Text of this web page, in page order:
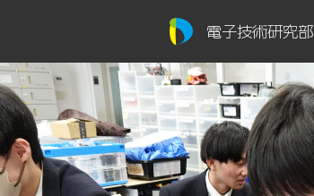
電子技術研究部